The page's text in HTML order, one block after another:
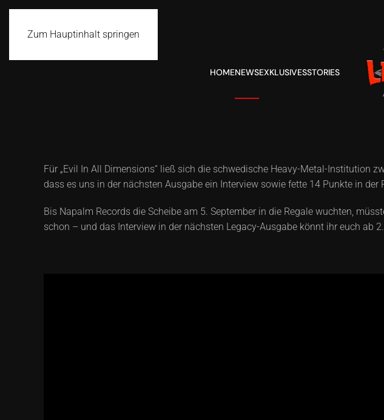
Zum Hauptinhalt springen
HOMENEWSEXKLUSIVESSTORIES
Für „Evil In All Dimensions“ ließ sich die schwedische Heavy-Metal-Institution
dass es uns in der nächsten Ausgabe ein Interview sowie fette 14 Punkte in der
Bis Napalm Records die Scheibe am 5. September in die Regale wuchten,
schon – und das Interview in der nächsten Legacy-Ausgabe könnt ihr euch ab